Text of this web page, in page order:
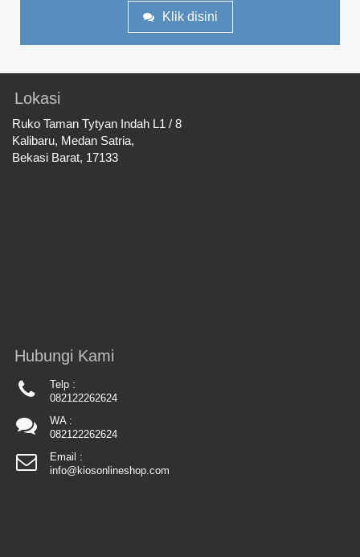
Klik disini
Lokasi
Ruko Taman Tytyan Indah L1 / 8
Kalibaru, Medan Satria,
Bekasi Barat, 17133
Hubungi Kami
Telp :
082122262624
WA :
082122262624
Email :
info@kiosonlineshop.com